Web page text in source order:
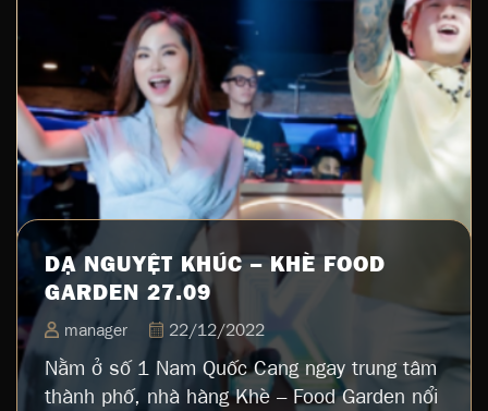
DẠ NGUYỆT KHÚC – KHÈ FOOD
GARDEN 27.09
manager 22/12/2022
Nằm ở số 1 Nam Quốc Cang ngay trung tâm
thành phố, nhà hàng Khè – Food Garden nổi